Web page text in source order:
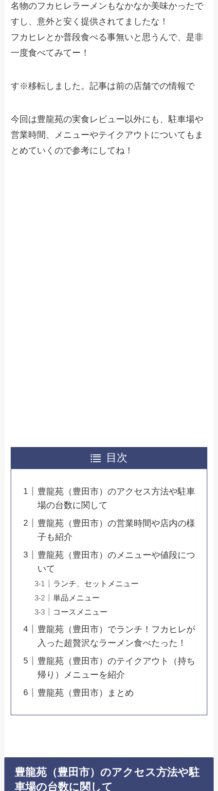
名物のフカヒレラーメンもなかなか美味かったで
すし、意外と安く提供されてましたな！
フカヒレとか普段食べる事無いと思うんで、是非
一度食べてみてー！
す※移転しました。記事は前の店舗での情報で
今回は豊龍苑の実食レビュー以外にも、駐車場や
営業時間、メニューやテイクアウトについてもま
とめていくので参考にしてね！
目次
豊龍苑（豊田市）のアクセス方法や駐車
場の台数に関して
豊龍苑（豊田市）の営業時間や店内の様
子も紹介
豊龍苑（豊田市）のメニューや値段につ
いて
ランチ、セットメニュー
単品メニュー
コースメニュー
豊龍苑（豊田市）でランチ！フカヒレが
入った超贅沢なラーメン食べたった！
豊龍苑（豊田市）のテイクアウト（持ち
帰り）メニューを紹介
豊龍苑（豊田市）まとめ
豊龍苑（豊田市）のアクセス方法や駐
車場の台数に関して